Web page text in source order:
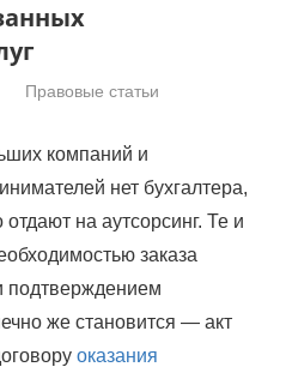
Правовые статьи
компаний и
нет бухгалтера,
отдают на аутсорсинг. Те и
заказа
подтверждением
же становится — акт
оказания